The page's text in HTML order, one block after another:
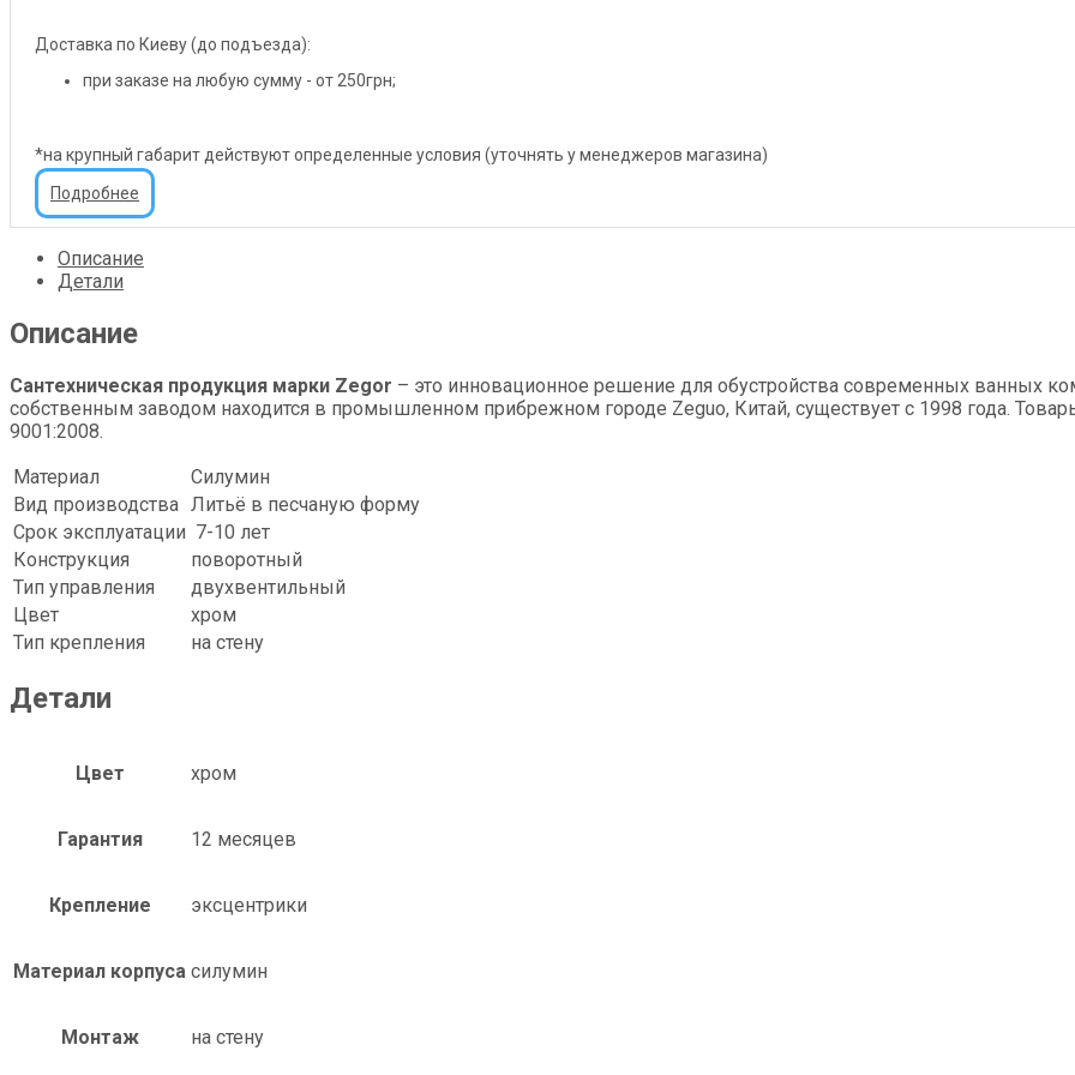
Доставка по Киеву (до подъезда):
при заказе на любую сумму - от 250грн;
*на крупный габарит действуют определенные условия (уточнять у менеджеров магазина)
Подробнее
Описание
Детали
Описание
Сантехническая продукция марки Zegor – это инновационное решение для обустройства современных ванных
собственным заводом находится в промышленном прибрежном городе Zeguo, Китай, существует с 1998 года.
9001:2008.
Материал
Силумин
Вид производства Литьё в песчаную форму
Срок эксплуатации 7-10 лет
Конструкция
поворотный
Тип управления
двухвентильный
Цвет
xром
Тип крепления
на стену
Детали
Цвет хром
Гарантия 12 месяцев
Крепление эксцентрики
Материал корпуса силумин
Монтаж на стену